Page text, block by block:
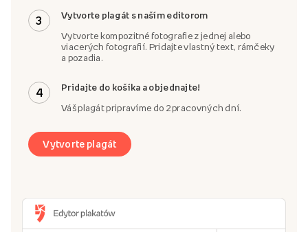
3 Vytvorte plagát s naším editorom
Vytvorte kompozitné fotografie z jednej alebo
viacerých fotografií. Pridajte vlastný text, rámčeky
a pozadia.
4 Pridajte do košíka a objednajte!
Váš plagát pripravíme do 2 pracovných dní.
Vytvorte plagát